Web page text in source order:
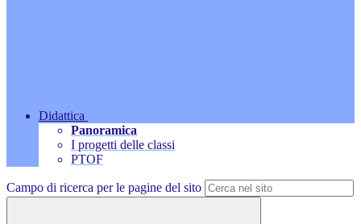
Didattica
Panoramica
I progetti delle classi
PTOF
Campo di ricerca per le pagine del sito